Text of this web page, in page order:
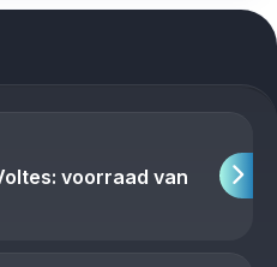
voorraad van